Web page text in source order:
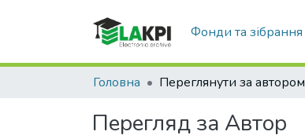
Фонди та зібрання
Головна Переглянути за автором
Перегляд за Автор